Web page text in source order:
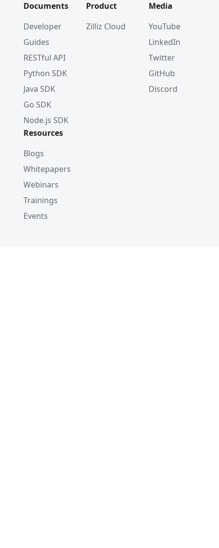
Documents
Developer
Guides
RESTful API
Python SDK
Java SDK
Go SDK
Node.js SDK
Product
Zilliz Cloud
Media
YouTube
LinkedIn
Twitter
GitHub
Discord
Resources
Blogs
Whitepapers
Webinars
Trainings
Events